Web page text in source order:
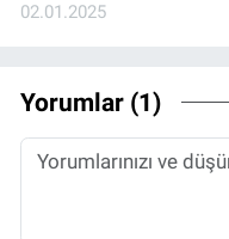
02.01.2025
Yorumlar (1)